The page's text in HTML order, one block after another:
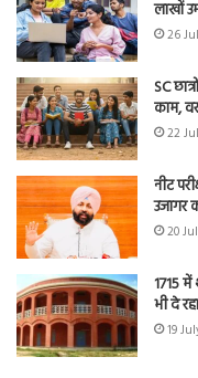
लाखों
26
SC
काम,
22
नीट
उजागर
20
1715
भी दे
19